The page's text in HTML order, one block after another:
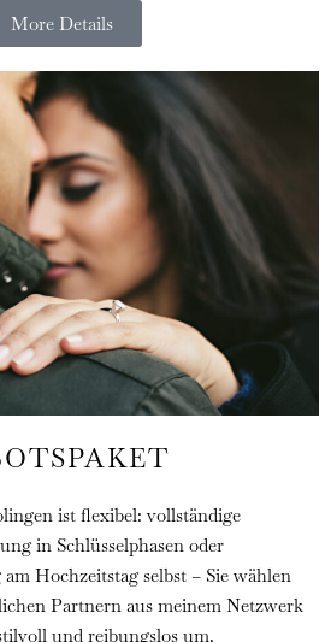
More Details
ist flexibel: vollständige
in Schlüsselphasen oder
Hochzeitstag selbst – Sie wählen
Partnern aus meinem Netzwerk
und reibungslos um.